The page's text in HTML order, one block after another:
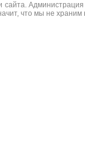
Администрация
что мы не